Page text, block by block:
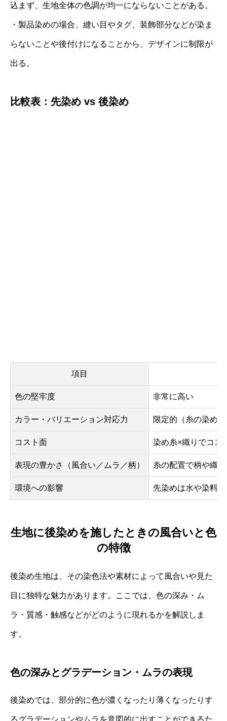
込まず、生地全体の色調が均一にならないことがある。
・製品染めの場合、縫い目やタグ、装飾部分などが染ま
らないことや後付けになることから、デザインに制限が
出る。
比較表：先染め vs 後染め
項目
色の堅牢度 非常に高い
カラー・バリエーション対応力 限定的（糸の染め
コスト面 染め糸×織りでコス
表現の豊かさ（風合い／ムラ／柄） 糸の配置で柄や織
環境への影響 先染めは水や染料
生地に後染めを施したときの風合いと色
の特徴
後染め生地は、その染色法や素材によって風合いや見た
目に独特な魅力があります。ここでは、色の深み・ム
ラ・質感・触感などがどのように現れるかを解説しま
す。
色の深みとグラデーション・ムラの表現
後染めでは、部分的に色が濃くなったり薄くなったりす